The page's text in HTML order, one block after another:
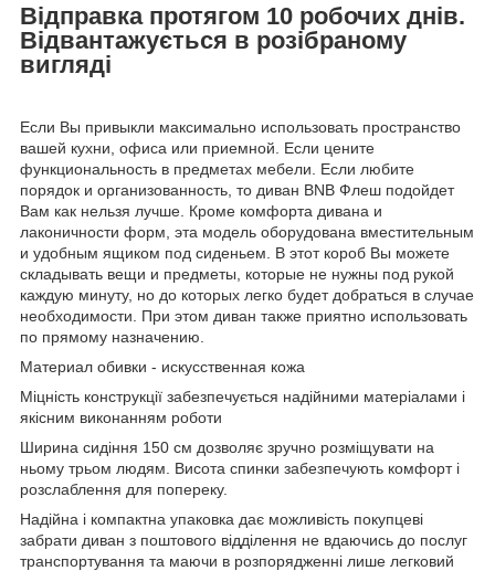
Відправка протягом 10 робочих днів.
Відвантажується в розібраному
вигляді
Если Вы привыкли максимально использовать пространство
вашей кухни, офиса или приемной. Если цените
функциональность в предметах мебели. Если любите
порядок и организованность, то диван BNB Флеш подойдет
Вам как нельзя лучше. Кроме комфорта дивана и
лаконичности форм, эта модель оборудована вместительным
и удобным ящиком под сиденьем. В этот короб Вы можете
складывать вещи и предметы, которые не нужны под рукой
каждую минуту, но до которых легко будет добраться в случае
необходимости. При этом диван также приятно использовать
по прямому назначению.
Материал обивки - искусственная кожа
Міцність конструкції забезпечується надійними матеріалами і
якісним виконанням роботи
Ширина сидіння 150 см дозволяє зручно розміщувати на
ньому трьом людям. Висота спинки забезпечують комфорт і
розслаблення для попереку.
Надійна і компактна упаковка дає можливість покупцеві
забрати диван з поштового відділення не вдаючись до послуг
транспортування та маючи в розпорядженні лише легковий